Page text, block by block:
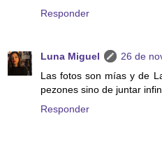
Responder
Luna Miguel
26 de
Las fotos son mías y de
pezones sino de juntar
Responder